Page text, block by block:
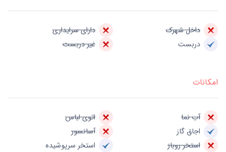
داخل شهرک
دارای سرایداری
دربست
غیر دربست
امکانات
آب نما
اتوی لباس
اجاق گاز
آسانسور
استخر روباز
استخر سرپوشیده